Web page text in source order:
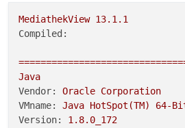
MediathekView 13.1.1
Compiled:
Java
Vendor:
Oracle Corporation
VMname:
Java HotSpot(TM) 64-
Version:
1.8.0_172